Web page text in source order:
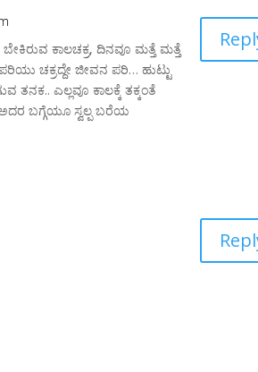
ಕಾಲಚಕ್ರ, ದಿನವೂ ಮತ್ತೆ ಮತ್ತೆ
ಚಕ್ರದ್ದೇ ಜೀವನ ಪರಿ… ಹುಟ್ಟು
ತನಕ.. ಎಲ್ಲವೂ ಕಾಲಕ್ಕೆ ತಕ್ಕಂತೆ
ಅದರ ಬಗ್ಗೆಯೂ ಸ್ವಲ್ಪ ಬರೆಯ